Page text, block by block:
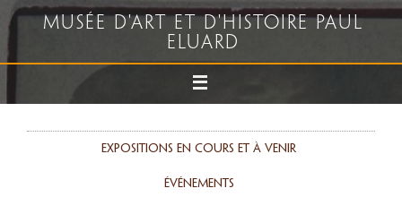
Musée d'art et d'histoire Paul
Eluard
Expositions en cours et à venir
événements